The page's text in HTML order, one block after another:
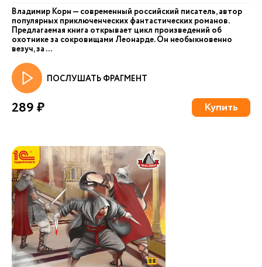
Владимир Корн — современный российский писатель, автор
популярных приключенческих фантастических романов.
Предлагаемая книга открывает цикл произведений об
охотнике за сокровищами Леонарде. Он необыкновенно
везуч, за ...
ПОСЛУШАТЬ ФРАГМЕНТ
289 ₽ Купить